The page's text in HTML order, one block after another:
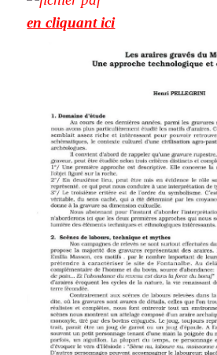
en cliquant ici